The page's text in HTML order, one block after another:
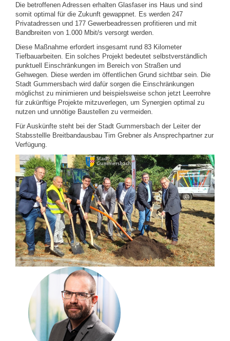
Die betroffenen Adressen erhalten Glasfaser ins Haus und sind
somit optimal für die Zukunft gewappnet. Es werden 247
Privatadressen und 177 Gewerbeadressen profitieren und mit
Bandbreiten von 1.000 Mbit/s versorgt werden.
Diese Maßnahme erfordert insgesamt rund 83 Kilometer
Tiefbauarbeiten. Ein solches Projekt bedeutet selbstverständlich
punktuell Einschränkungen im Bereich von Straßen und
Gehwegen. Diese werden im öffentlichen Grund sichtbar sein. Die
Stadt Gummersbach wird dafür sorgen die Einschränkungen
möglichst zu minimieren und beispielsweise schon jetzt Leerrohre
für zukünftige Projekte mitzuverlegen, um Synergien optimal zu
nutzen und unnötige Baustellen zu vermeiden.
Für Auskünfte steht bei der Stadt Gummersbach der Leiter der
Stabsstellle Breitbandausbau Tim Grebner als Ansprechpartner zur
Verfügung.